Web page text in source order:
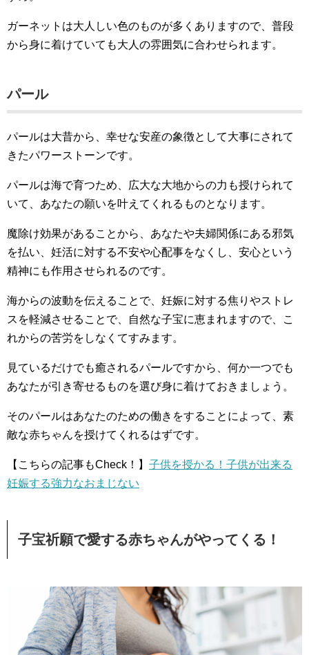
ガーネットは大人しい色のものが多くありますので、普段
から身に着けていても大人の雰囲気に合わせられます。
パール
パールは大昔から、幸せな安産の象徴として大事にされて
きたパワーストーンです。
パールは海で育つため、広大な大地からの力も授けられて
いて、あなたの願いを叶えてくれるものとなります。
魔除け効果があることから、あなたや夫婦関係にある邪気
を払い、妊活に対する不安や心配事をなくし、安心という
精神にも作用させられるのです。
海からの波動を伝えることで、妊娠に対する焦りやストレ
スを軽減させることで、自然な子宝に恵まれますので、こ
れからの苦労をしなくてすみます。
見ているだけでも癒されるパールですから、何か一つでも
あなたが引き寄せるものを選び身に着けておきましょう。
そのパールはあなたのための働きをすることによって、素
敵な赤ちゃんを授けてくれるはずです。
【こちらの記事もCheck！】 子供を授かる！子供が出来る
妊娠する強力なおまじない
子宝祈願で愛する赤ちゃんがやってくる！